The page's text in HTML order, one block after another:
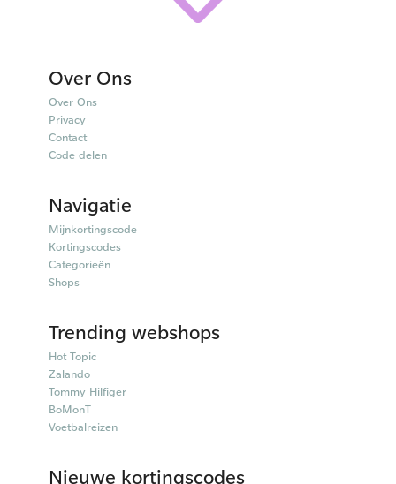
Over Ons
Over Ons
Privacy
Contact
Code delen
Navigatie
Mijnkortingscode
Kortingscodes
Categorieën
Shops
Trending webshops
Hot Topic
Zalando
Tommy Hilfiger
BoMonT
Voetbalreizen
Nieuwe kortingscodes